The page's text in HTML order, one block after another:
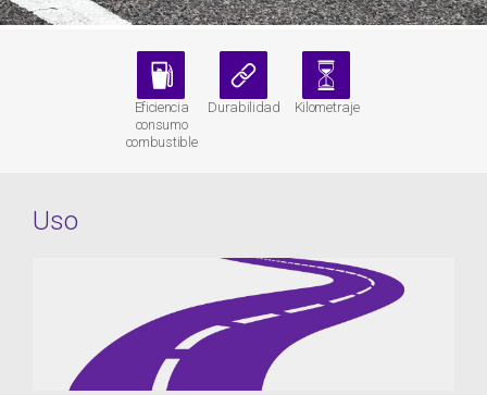
Eficiencia
consumo
combustible
Durabilidad Kilometraje
Uso